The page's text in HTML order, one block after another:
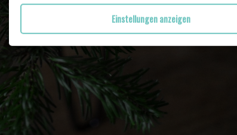
Einstellungen anzeigen